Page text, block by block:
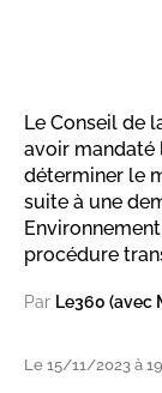
Le Conseil de
avoir mandaté
déterminer le
suite à une
procédure
Par Le360 (avec
Le 15/11/2023 à